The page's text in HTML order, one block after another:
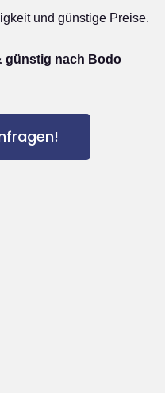
und günstige Preise.
günstig nach Bodo